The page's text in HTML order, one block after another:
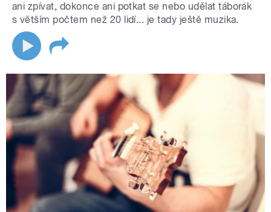
ani zpívat, dokonce ani potkat se nebo udělat táborák
s větším počtem než 20 lidí... je tady ještě muzika.